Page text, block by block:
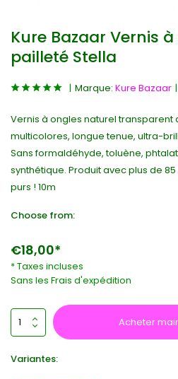
Kure Bazaar Vernis
pailleté Stella
Marque: Kure Bazaar
Vernis à ongles naturel transparent
multicolores, longue tenue, ultra-
Sans formaldéhyde, toluène,
synthétique. Produit avec plus de
purs ! 10m
Choose from:
€18,00*
* Taxes incluses
Sans les Frais d'expédition
Acheter
Variantes: